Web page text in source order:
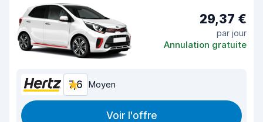
29,37 €
par jour
Annulation gratuite
7,6 Moyen
Voir l'offre